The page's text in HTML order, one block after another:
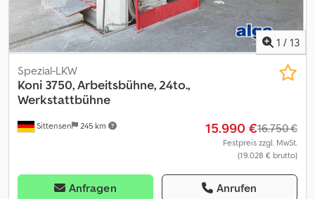
1 / 13
Sittensen 245 km
Spezial-LKW
Koni 3750, Arbeitsbühne, 24to.,
Werkstattbühne
15.990 €16.750 €
Festpreis zzgl. MwSt.
(19.028 € brutto)
Anfragen Anrufen